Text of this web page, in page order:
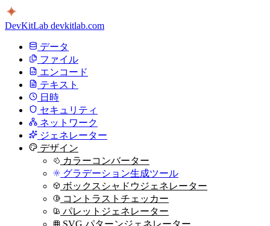
DevKitLab devkitlab.com
データ
ファイル
エンコード
テキスト
日時
セキュリティ
ネットワーク
ジェネレーター
デザイン
カラーコンバーター
グラデーション生成ツール
ボックスシャドウジェネレーター
コントラストチェッカー
パレットジェネレーター
SVG パターンジェネレーター